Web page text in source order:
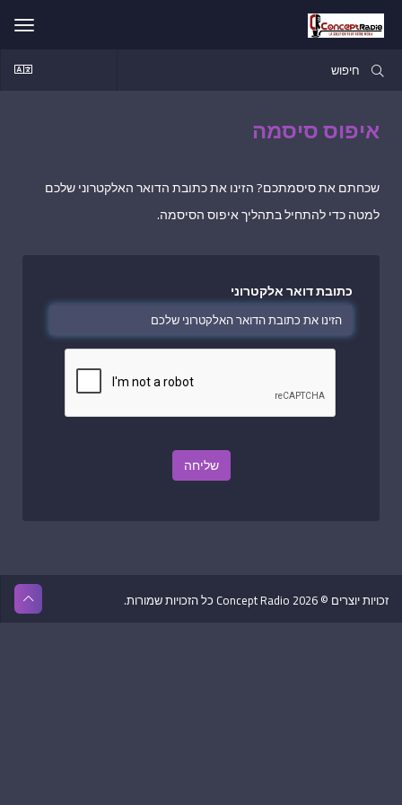
איפוס סיסמה
שכחתם את סיסמתכם? הזינו את כתובת הדואר האלקטרוני שלכם
למטה כדי להתחיל בתהליך איפוס הסיסמה.
כתובת דואר אלקטרוני
שליחה
זכויות יוצרים © 2026 Concept Radio כל הזכויות שמורות.